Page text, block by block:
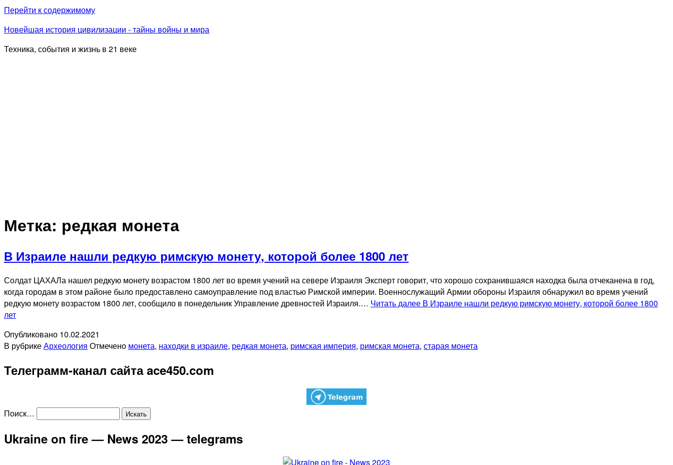
Перейти к содержимому
Новейшая история цивилизации - тайны войны и мира
Техника, события и жизнь в 21 веке
Метка: редкая монета
В Израиле нашли редкую римскую монету, которой более 1800 лет
Солдат ЦАХАЛа нашел редкую монету возрастом 1800 лет во время учений на севере Израиля Эксперт говорит, что хорошо сохранившаяся находка была отчеканена в год,
когда городам в этом районе было предоставлено самоуправление под властью Римской империи. Военнослужащий Армии обороны Израиля обнаружил во время учений
редкую монету возрастом 1800 лет, сообщило в понедельник Управление древностей Израиля.… Читать далее В Израиле нашли редкую римскую монету, которой более 1800
лет
Опубликовано 10.02.2021
В рубрикеАрхеология Отмечено монета, находки в израиле, редкая монета, римская империя, римская монета, старая монета
Телеграмм-канал сайта ace450.com
Поиск…
Ukraine on fire — News 2023 — telegrams